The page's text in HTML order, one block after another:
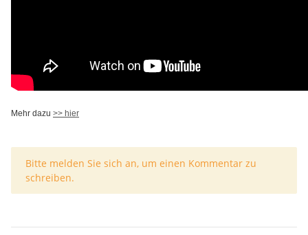
Mehr dazu >> hier
x
Bitte melden Sie sich an, um einen Kommentar zu
schreiben.